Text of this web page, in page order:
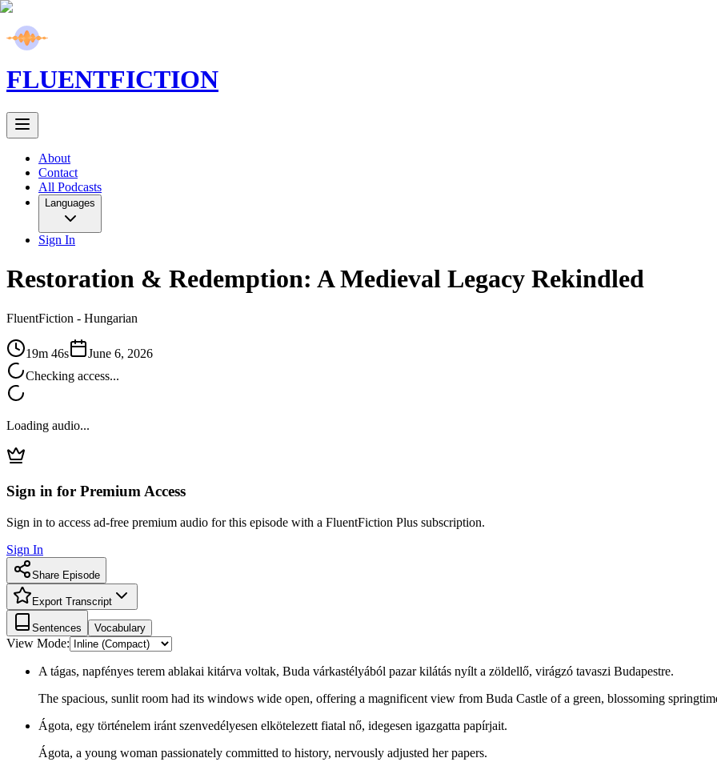
FLUENTFICTION
About
Contact
All Podcasts
Languages
Sign In
Restoration & Redemption: A Medieval Legacy Rekindled
FluentFiction - Hungarian
19m 46s
June 6, 2026
Checking access...
Loading audio...
Sign in for Premium Access
Sign in to access ad-free premium audio for this episode with a FluentFiction Plus subscription.
Sign In
Share Episode
Export Transcript
Sentences Vocabulary
View Mode:
A tágas, napfényes terem ablakai kitárva voltak, Buda várkastélyából pazar kilátás nyílt a zöldellő, virágzó tavaszi Budapestre.
The spacious, sunlit room had its windows wide open, offering a magnificent view from Buda Castle of a green, blossoming
Ágota, egy történelem iránt szenvedélyesen elkötelezett fiatal nő, idegesen igazgatta papírjait.
Ágota, a young woman passionately committed to history, nervously adjusted her papers.